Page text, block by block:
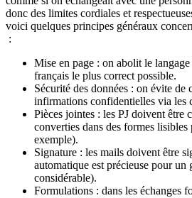
donc des limites cordiales et
voici quelques principes généraux
:
Mise en page : on abolit le
français le plus correct possible.
Sécurité des données : on évite de
infirmations confidentielles via les
Pièces jointes : les PJ doivent être
converties dans des formes
exemple).
Signature : les mails doivent être
automatique est précieuse pour un
considérable).
Formulations : dans les échanges